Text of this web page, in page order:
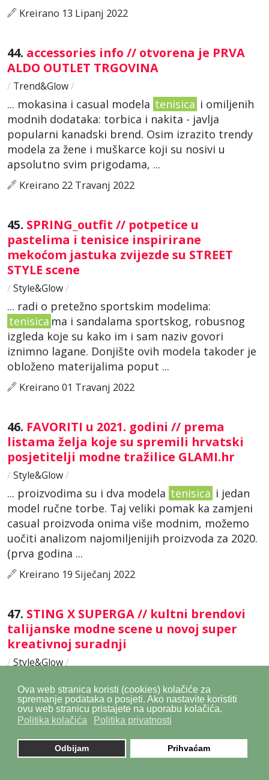
Ova web stranica koristi (cookies) kolačiće za
spremanje podataka o posjeti. Ako nastavite koristiti
ovu web stranicu pristajete na uporabu kolačića.
Politika kolačića
Politika privatnosti
Odbijam Prihvaćam
Kreirano 13 Lipanj 2022
44. accessories info // otvorena je PRVA
ALDO OUTLET TRGOVINA
/ Trend&Glow/
... mokasina i casual modela tenisica i omiljenih
modnih dodataka: torbica i nakita - javlja
popularni kanadski brend. Osim izrazito trendy
modela za žene i muškarce koji su nosivi u
apsolutno svim prigodama, ...
Kreirano 22 Travanj 2022
45. SPRING_outfit // potpetice u
pastelima i tenisice inspirirane
mekoćom jastuka zvijezde su STREET
STYLE scene
/ Style&Glow/
... radi o pretežno sportskim modelima:
tenisica ma i sandalama sportskog, robusnog
izgleda koje su kako im i sam naziv govori
iznimno lagane. Donjište ovih modela takoder je
obloženo materijalima poput ...
Kreirano 01 Travanj 2022
46. FAVORITI u 2021. godini // prema
listama želja koje su spremili hrvatski
posjetitelji modne tražilice GLAMI.hr
/ Style&Glow/
... proizvodima su i dva modela tenisica i jedan
model ručne torbe. Taj veliki pomak ka zamjeni
casual proizvoda onima više modnim, možemo
uočiti analizom najomiljenijih proizvoda za 2020.
(prva godina ...
Kreirano 19 Siječanj 2022
47. STING X SUPERGA // kultni brendovi
talijanske modne scene u novoj super
kreativnoj suradnji
/ Style&Glow/
radi o spoju dvaju chic brendova. Sting naočale
simbol su urbanih modnih detalja, a Superga su
jedne od najtraženijih modela casual
ikad. I to prije ...
Kreirano 14 Siječanj 2022